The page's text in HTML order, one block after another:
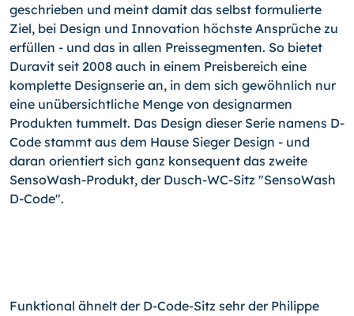
geschrieben und meint damit das selbst formulierte
Ziel, bei Design und Innovation höchste Ansprüche zu
erfüllen - und das in allen Preissegmenten. So bietet
Duravit seit 2008 auch in einem Preisbereich eine
komplette Designserie an, in dem sich gewöhnlich nur
eine unübersichtliche Menge von designarmen
Produkten tummelt. Das Design dieser Serie namens D-
Code stammt aus dem Hause Sieger Design - und
daran orientiert sich ganz konsequent das zweite
SensoWash-Produkt, der Dusch-WC-Sitz "SensoWash
D-Code".
Funktional ähnelt der D-Code-Sitz sehr der Philippe